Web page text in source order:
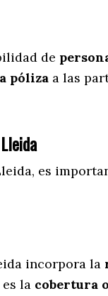
de
póliza a las
, es
incorpora la
la cobertura